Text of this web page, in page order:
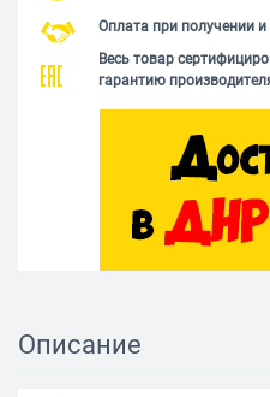
Оплата при получении и
Весь товар
гарантию
Описание